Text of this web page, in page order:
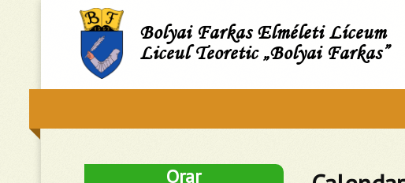
Bolyai Farkas Elméleti Líceum
Liceul Teoretic „Bolyai Farkas”
Orar